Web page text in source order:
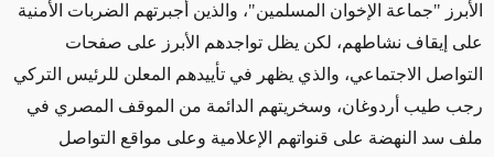
الأبرز "جماعة الإخوان المسلمين"، والذين أجبرتهم الضربات الأمنية
على إيقاف نشاطهم، لكن يظل تواجدهم الأبرز على صفحات
التواصل الاجتماعي، والذي يظهر في تأييدهم المعلن للرئيس التركي
رجب طيب أردوغان، وسخريتهم الدائمة من الموقف المصري في
ملف سد النهضة على قنواتهم الإعلامية وعلى مواقع التواصل